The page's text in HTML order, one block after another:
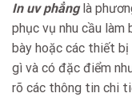
In uv phẳnglà
phục vụ nhu cầu
bày hoặc các thiết bị
gì và có đặc điểm
rõ các thông tin chi